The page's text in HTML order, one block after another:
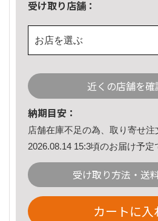
受け取り店舗：
お店を選ぶ
近くの店舗を確
納期目安：
店舗在庫不足の為、取り寄せ注
2026.08.14 15:3頃のお届け予定
受け取り方法・送
カートに入